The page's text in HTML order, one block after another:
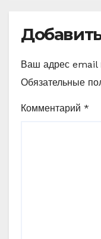
Ваш адрес email
Обязательные
Комментарий *